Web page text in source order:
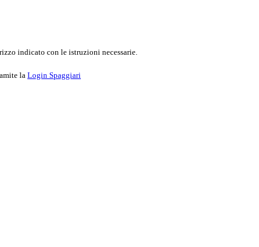
indicato con le istruzioni necessarie.
la Login Spaggiari